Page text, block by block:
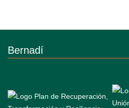
Bernadí